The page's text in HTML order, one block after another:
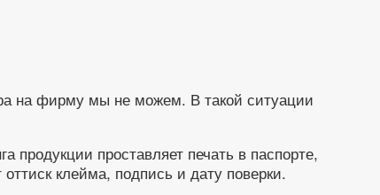
на фирму мы не можем. В такой ситуации
продукции проставляет печать в паспорте,
клейма, подпись и дату поверки.